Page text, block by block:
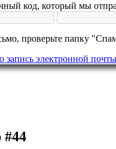
код, который мы
проверьте папку
запись электронной почты
#44